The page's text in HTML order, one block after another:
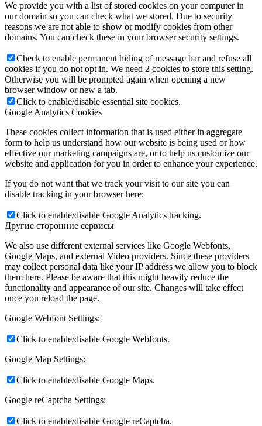
We provide you with a list of stored cookies on your computer in
our domain so you can check what we stored. Due to security
reasons we are not able to show or modify cookies from other
domains. You can check these in your browser security settings.
Check to enable permanent hiding of message bar and refuse all
cookies if you do not opt in. We need 2 cookies to store this setting.
Otherwise you will be prompted again when opening a new
browser window or new a tab.
Click to enable/disable essential site cookies.
Google Analytics Cookies
These cookies collect information that is used either in aggregate
form to help us understand how our website is being used or how
effective our marketing campaigns are, or to help us customize our
website and application for you in order to enhance your experience.
If you do not want that we track your visit to our site you can
disable tracking in your browser here:
Click to enable/disable Google Analytics tracking.
Другие сторонние сервисы
We also use different external services like Google Webfonts,
Google Maps, and external Video providers. Since these providers
may collect personal data like your IP address we allow you to block
them here. Please be aware that this might heavily reduce the
functionality and appearance of our site. Changes will take effect
once you reload the page.
Google Webfont Settings:
Click to enable/disable Google Webfonts.
Google Map Settings:
Click to enable/disable Google Maps.
Google reCaptcha Settings:
Click to enable/disable Google reCaptcha.